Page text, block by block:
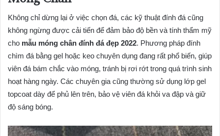
Không chỉ dừng lại ở việc chọn đá, các kỹ thuật đính đá cũng
không ngừng được cải tiến để đảm bảo độ bền và tính thẩm mỹ
cho mẫu móng chân đính đá đẹp 2022. Phương pháp đính
chìm đá bằng gel hoặc keo chuyên dụng đang rất phổ biến, giúp
viên đá bám chắc vào móng, tránh bị rơi rớt trong quá trình sinh
hoạt hàng ngày. Các chuyên gia cũng thường sử dụng lớp gel
topcoat dày để phủ lên trên, bảo vệ viên đá khỏi va đập và giữ
độ sáng bóng.